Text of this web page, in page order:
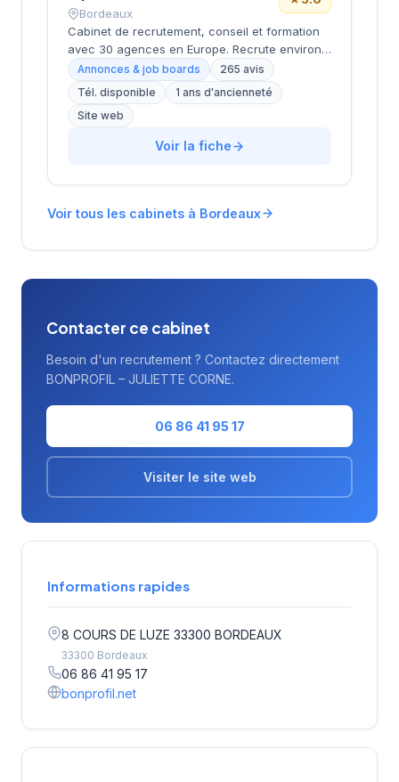
l'emploi aquitain. Les retours clients affichent
une notation de 4,4 sur 5, témoignant de la
qualité des prestations délivrées.
Bordeaux
Cabinet de recrutement, conseil et formation
avec 30 agences en Europe. Recrute environ
3 000 candidats par an avec un délai moyen
de 28 jours. Note Google 5.0/5 (265 avis).
Valeurs : proximité, exigence, expertise métier
et satisfaction client (93%).
Annonces & job boards
265 avis
Tél. disponible
1 ans d'ancienneté
Site web
Voir la fiche
Voir tous les cabinets à Bordeaux
Contacter ce cabinet
Besoin d'un recrutement ? Contactez directement
BONPROFIL – JULIETTE CORNE.
06 86 41 95 17
Visiter le site web
Informations rapides
8 COURS DE LUZE 33300 BORDEAUX
33300 Bordeaux
06 86 41 95 17
bonprofil.net